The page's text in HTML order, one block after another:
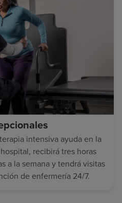
intensiva ayuda en la
recibirá tres horas
a la semana y tendrá visitas
de enfermería 24/7.